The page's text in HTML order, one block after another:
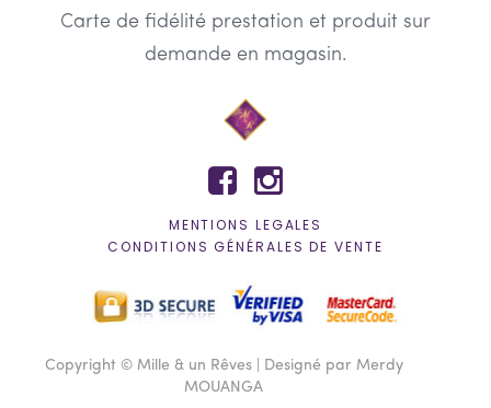
Carte de fidélité prestation et produit sur
demande en magasin.
 
MENTIONS LEGALES
CONDITIONS GÉNÉRALES DE VENTE
Copyright © Mille & un Rêves | Designé par Merdy
MOUANGA